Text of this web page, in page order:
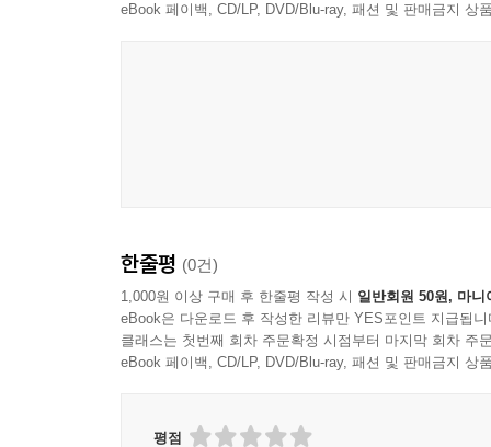
eBook 페이백, CD/LP, DVD/Blu-ray, 패션 및 판매금지 상
한줄평 (0건)
1,000원 이상 구매 후 한줄평 작성 시 일반회원 50원, 마니
eBook은 다운로드 후 작성한 리뷰만 YES포인트 지급됩니
클래스는 첫번째 회차 주문확정 시점부터 마지막 회차 주
eBook 페이백, CD/LP, DVD/Blu-ray, 패션 및 판매금지 상
평점